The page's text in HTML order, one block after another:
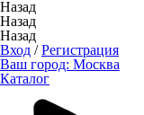
Назад
Назад
Назад
Вход /Регистрация
Ваш город: Москва
Каталог